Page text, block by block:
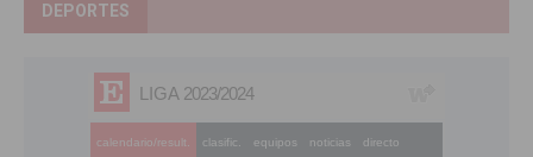
DEPORTES